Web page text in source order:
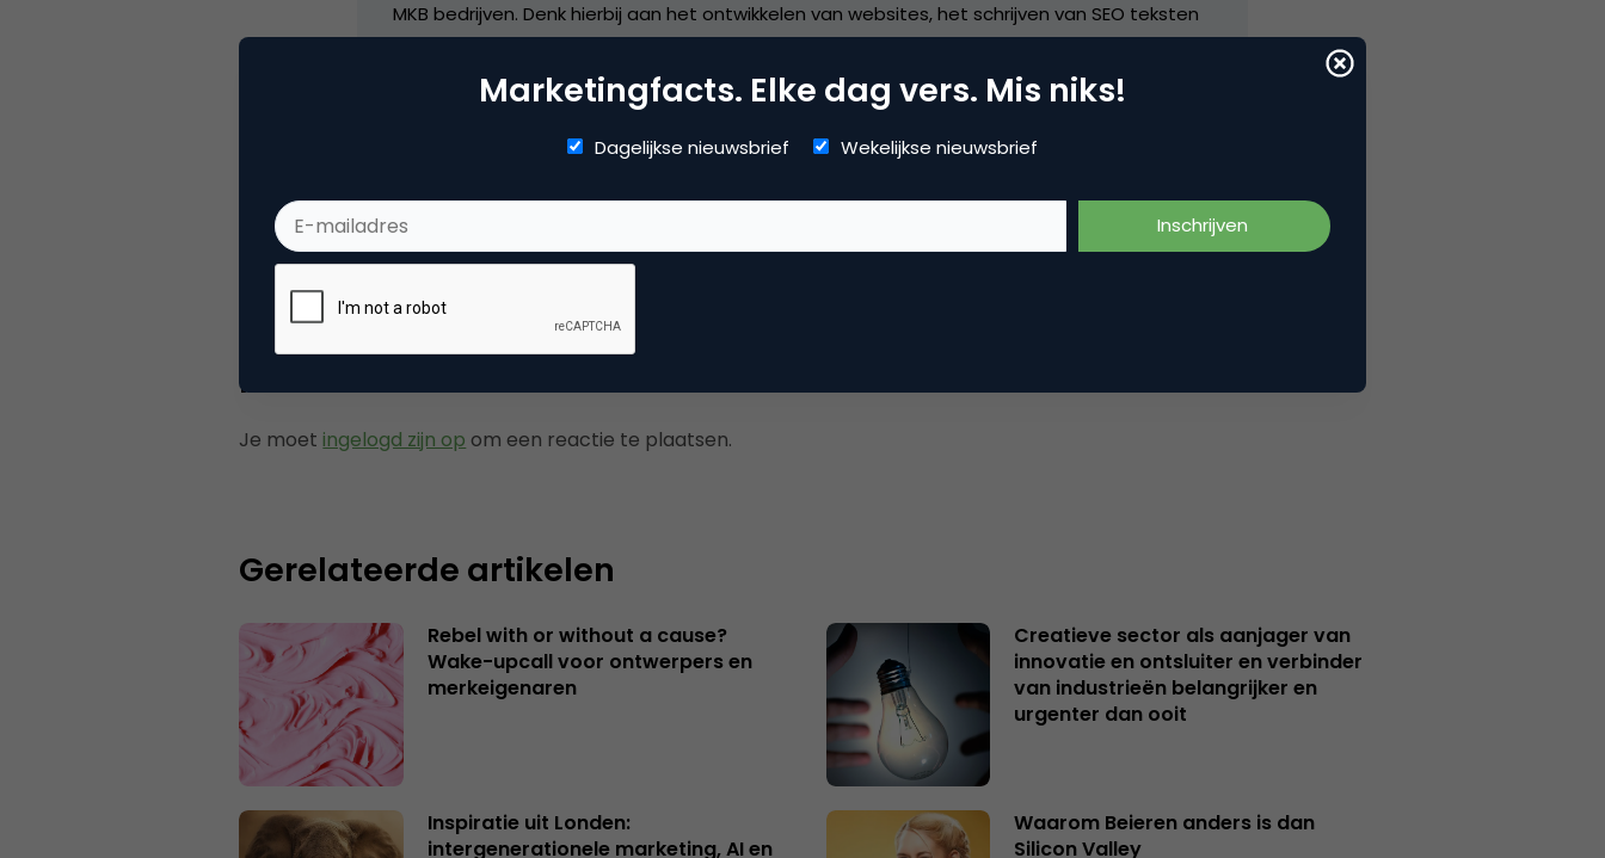
MKB bedrijven. Denk hierbij aan het ontwikkelen van websites, het schrijven van SEO teksten
Tags column
Plaats reactie
Je moet ingelogd zijn op om een reactie te plaatsen.
Gerelateerde artikelen
Rebel with or without a cause?
Wake-upcall voor ontwerpers en
merkeigenaren
Creatieve sector als aanjager van
innovatie en ontsluiter en verbinder
van industrieën belangrijker en
urgenter dan ooit
Inspiratie uit Londen:
intergenerationele marketing, AI en
Waarom Beieren anders is dan
Silicon Valley
Marketingfacts. Elke dag vers. Mis niks!
Dagelijkse nieuwsbrief Wekelijkse nieuwsbrief